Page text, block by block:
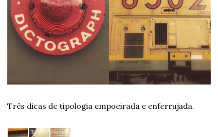
Três dicas de tipologia empoeirada e enferrujada.